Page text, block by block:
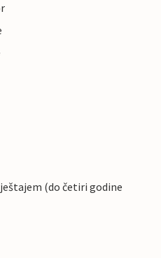
(do četiri godine